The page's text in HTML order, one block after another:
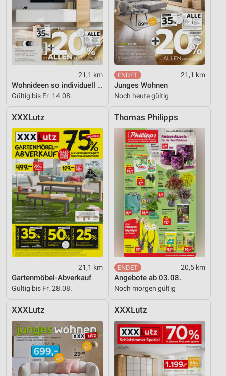
21,1 km
Wohnideen so individuell wie du!
Gültig bis Fr. 14.08.
21,1 km
Junges Wohnen
Noch heute gültig
XXXLutz
21,1 km
Gartenmöbel-Abverkauf
Gültig bis Fr. 28.08.
Thomas Philipps
20,5 km
Angebote ab 03.08.
Noch morgen gültig
XXXLutz XXXLutz